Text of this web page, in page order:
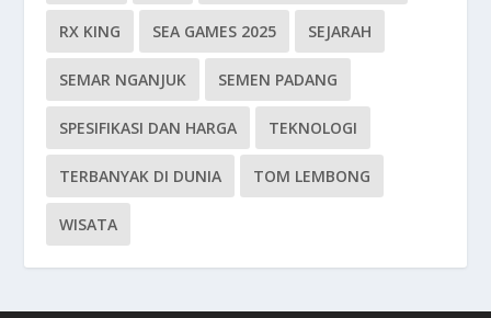
RX KING SEA GAMES 2025 SEJARAH
SEMAR NGANJUK SEMEN PADANG
SPESIFIKASI DAN HARGA TEKNOLOGI
TERBANYAK DI DUNIA TOM LEMBONG
WISATA